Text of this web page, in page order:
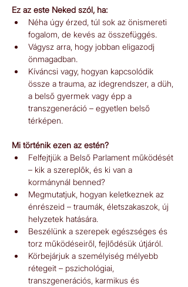
Ez az este Neked szól, ha:
Néha úgy érzed, túl sok az önismereti
fogalom, de kevés az összefüggés.
Vágysz arra, hogy jobban eligazodj
önmagadban.
Kíváncsi vagy, hogyan kapcsolódik
össze a trauma, az idegrendszer, a düh,
a belső gyermek vagy épp a
transzgeneráció – egyetlen belső
térképen.
Mi történik ezen az estén?
Felfejtjük a Belső Parlament működését
– kik a szereplők, és ki van a
kormánynál benned?
Megmutatjuk, hogyan keletkeznek az
énrészeid – traumák, életszakaszok, új
helyzetek hatására.
Beszélünk a szerepek egészséges és
torz működéseiről, fejlődésük útjáról.
Körbejárjuk a személyiség mélyebb
rétegeit – pszichológiai,
transzgenerációs, karmikus és